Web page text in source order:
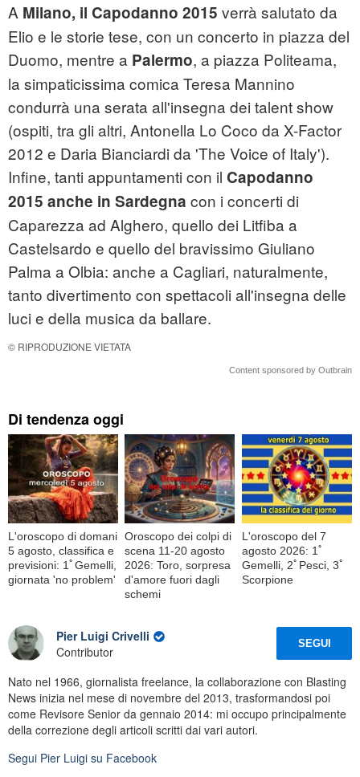
A Milano, il Capodanno 2015 verrà salutato da
Elio e le storie tese, con un concerto in piazza del
Duomo, mentre a Palermo, a piazza Politeama,
la simpaticissima comica Teresa Mannino
condurrà una serata all'insegna dei talent show
(ospiti, tra gli altri, Antonella Lo Coco da X-Factor
2012 e Daria Bianciardi da 'The Voice of Italy').
Infine, tanti appuntamenti con il Capodanno
2015 anche in Sardegna con i concerti di
Caparezza ad Alghero, quello dei Litfiba a
Castelsardo e quello del bravissimo Giuliano
Palma a Olbia: anche a Cagliari, naturalmente,
tanto divertimento con spettacoli all'insegna delle
luci e della musica da ballare.
© RIPRODUZIONE VIETATA
Content sponsored by Outbrain
Di tendenza oggi
L'oroscopo di domani
5 agosto, classifica e
previsioni: 1ﾟGemelli,
giornata 'no problem'
Oroscopo dei colpi di
scena 11-20 agosto
2026: Toro, sorpresa
d'amore fuori dagli
schemi
L'oroscopo del 7
agosto 2026: 1ﾟ
Gemelli, 2ﾟPesci, 3ﾟ
Scorpione
Pier Luigi Crivelli
Contributor
SEGUI
Nato nel 1966, giornalista freelance, la collaborazione con Blasting
News inizia nel mese di novembre del 2013, trasformandosi poi
come Revisore Senior da gennaio 2014: mi occupo principalmente
della correzione degli articoli scritti dai vari autori.
Segui Pier Luigi su Facebook